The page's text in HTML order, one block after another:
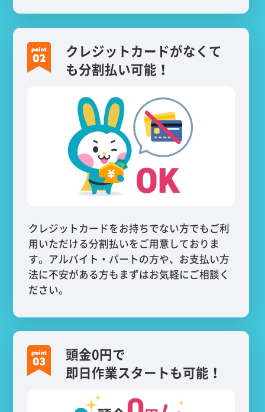
クレジットカードがなくて
も分割払い可能！
クレジットカードをお持ちでない方でもご利
用いただける分割払いをご用意しておりま
す。アルバイト・パートの方や、お支払い方
法に不安がある方もまずはお気軽にご相談く
ださい。
頭金0円で
即日作業スタートも可能！